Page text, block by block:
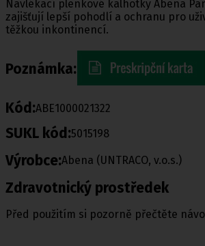
Navlékací plenkové kalhotky Abena
zajišťují lepší pohodlí a ochranu pro
těžkou inkontinencí.
Poznámka:
Kód:ABE1000021322
SUKL kód:5015198
Výrobce:Abena (UNTRACO, v.o.s.)
Zdravotnický prostředek
Před použitím si pozorně přečtěte